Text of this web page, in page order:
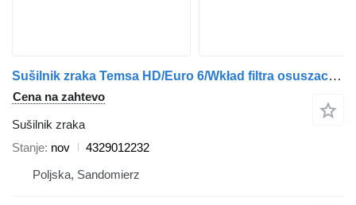
Sušilnik zraka Temsa HD/Euro 6/Wkład filtra osuszacza/ 4329012232 za avtobus
Cena na zahtevo
Sušilnik zraka
Stanje nov
4329012232
Poljska, Sandomierz